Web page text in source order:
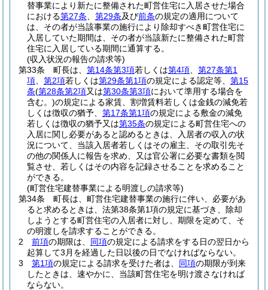
替事業により新たに整備された町営住宅に入居させた場合
における第27条 第29条及び前条の規定の適用について
は、その者が当該事業の施行により除却すべき町営住宅に
入居していた期間は、その者が当該新たに整備された町営
住宅に入居している期間に通算する。
(収入状況の報告の請求等)
第33条
町長は、 第14条第3項若しくは第4項
第27条第1
項
第2項若しくは第29条第1項の規定による認定等、 第15
条(第28条第2項又は第30条第3項において準用する場合を
含む。)の規定による家賃、割増賃料若しくは金銭の減免若
しくは徴収の猶予、 第17条第1項の規定による敷金の減免
若しくは徴収の猶予又は第35条の規定による町営住宅への
入居に関し必要があると認めるときは、入居者の収入の状
況について、当該入居者若しくはその雇主、その取引先そ
の他の関係人に報告を求め、又は官公署に必要な書類を閲
覧させ、若しくはその内容を記録させることを求めること
ができる。
(町営住宅建替事業による明渡しの請求等)
第34条
町長は、町営住宅建替事業の施行に伴い、必要があ
ると求めるときは、法第38条第1項の規定に基づき、除却
しようとする町営住宅の入居者に対し、期限を定めて、そ
の明渡しを請求することができる。
2
前項の期限は、 同項の規定による請求をする日の翌日から
起算して3月を経過した日以後の日でなければならない。
3
第1項の規定による請求を受けた者は、 同項の期限が到来
したときは、速やかに、当該町営住宅を明け渡さなければ
ならない。